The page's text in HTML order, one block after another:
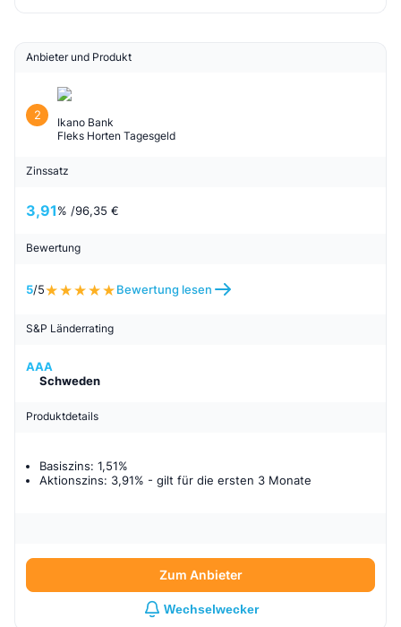
Anbieter und Produkt
2
Ikano Bank
Fleks Horten Tagesgeld
Zinssatz
3,91% /96,35 €
Bewertung
5/5 Bewertung lesen
S&P Länderrating
AAA
Schweden
Produktdetails
Basiszins: 1,51%
Aktionszins: 3,91% - gilt für die ersten 3 Monate
Zum Anbieter
Wechselwecker